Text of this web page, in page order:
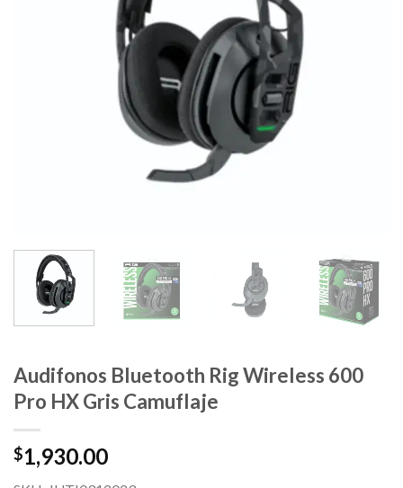
Audifonos Bluetooth Rig Wireless 600
Pro HX Gris Camuflaje
$1,930.00